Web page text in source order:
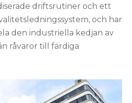
driftsrutiner och ett
och har
den industriella kedjan av
råvaror till färdiga